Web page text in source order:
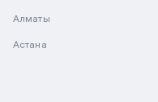
Алматы
Астана